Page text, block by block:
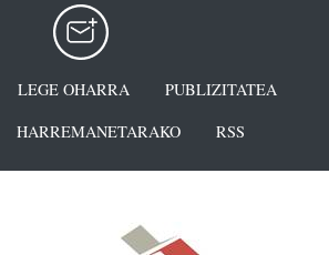
LEGE OHARRA
PUBLIZITATEA
HARREMANETARAKO RSS